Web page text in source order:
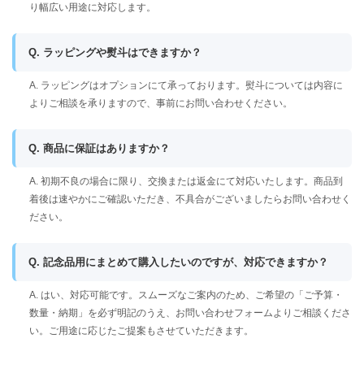
り幅広い用途に対応します。
Q. ラッピングや熨斗はできますか？
A. ラッピングはオプションにて承っております。熨斗については内容に
よりご相談を承りますので、事前にお問い合わせください。
Q. 商品に保証はありますか？
A. 初期不良の場合に限り、交換または返金にて対応いたします。商品到
着後は速やかにご確認いただき、不具合がございましたらお問い合わせく
ださい。
Q. 記念品用にまとめて購入したいのですが、対応できますか？
A. はい、対応可能です。スムーズなご案内のため、ご希望の「ご予算・
数量・納期」を必ず明記のうえ、お問い合わせフォームよりご相談くださ
い。ご用途に応じたご提案もさせていただきます。